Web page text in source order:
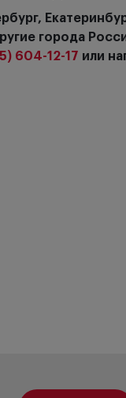
города
604-12-17 или